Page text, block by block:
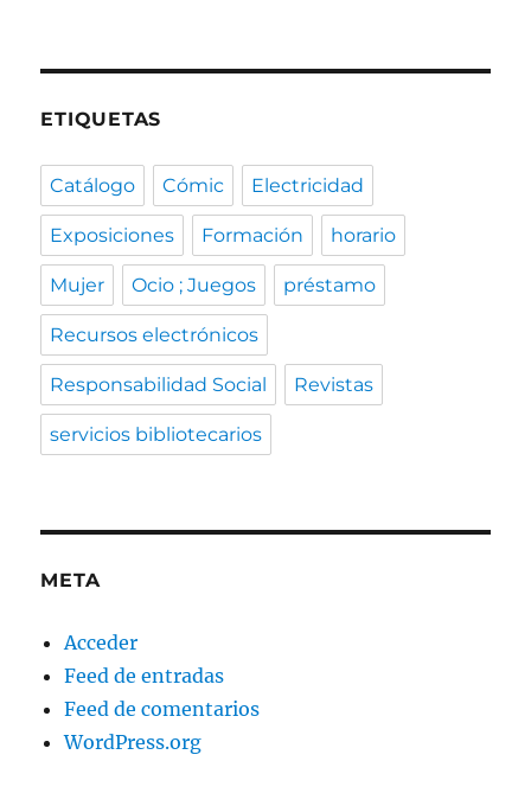
ETIQUETAS
Catálogo Cómic Electricidad
Exposiciones Formación horario
Mujer Ocio ; Juegos préstamo
Recursos electrónicos
Responsabilidad Social Revistas
servicios bibliotecarios
META
Acceder
Feed de entradas
Feed de comentarios
WordPress.org